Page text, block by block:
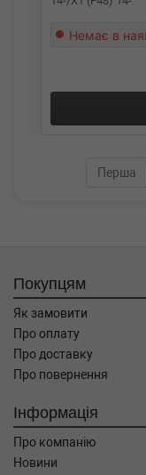
Немає в
Перша
Покупцям
Як замовити
Про оплату
Про доставку
Про повернення
Інформація
Про компанію
Новини